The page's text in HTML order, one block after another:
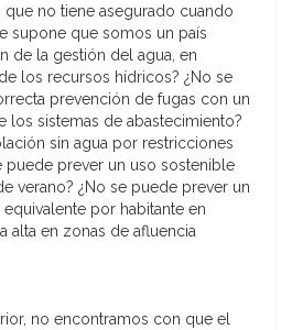
que no tiene asegurado cuando
supone que somos un país
de la gestión del agua, en
los recursos hídricos? ¿No se
prevención de fugas con un
los sistemas de abastecimiento?
sin agua por restricciones
puede prever un uso sostenible
verano? ¿No se puede prever un
por habitante en
alta en zonas de afluencia
no encontramos con que el